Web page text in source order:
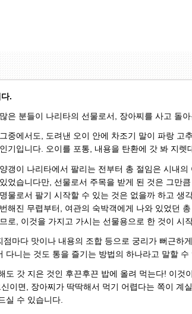
.
많은 분들이 나리타의 선물로서, 장아찌를 사고 돌아
그중에서도, 도려낸 오이 안에 차조기 말이 파랑 고
인기입니다. 오이를 포통, 내용을 탄환에 갓 봐 지렛
양갱이 나리타에서 팔리는 전부터 총 절임은 시내
있었습니다만, 선물로서 주목을 받게 된 것은 그만
명물로서 팔기 시작할 수 있는 것은 없을까 하고 생
번해진 무렵부터, 여관의 숙박객에게 나와 있었던
므로, 이것을 가지고 가시는 선물용으로 한 것이 시
마다 맛이나 내용의 조합 등으로 궁리가 뻐근하
다니는 것도 통을 즐기는 방법의 하나라고 말할 수
도 갓 지은 것인 후끈후끈 밥에 올려 먹는다! 이것
이면, 장아찌가 딱딱해서 먹기 어렵다는 쪽이 계
실 수 있습니다.